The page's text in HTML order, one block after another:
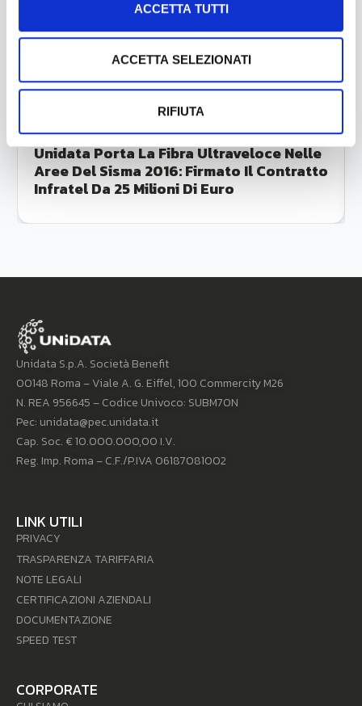
ACCETTA TUTTI
ACCETTA SELEZIONATI
RIFIUTA
Luglio 23, 2026
Unidata Porta La Fibra Ultraveloce Nelle
Aree Del Sisma 2016: Firmato Il Contratto
Infratel Da 25 Milioni Di Euro
Unidata S.p.A. Società Benefit
00148 Roma – Viale A. G. Eiffel, 100 Commercity M26
N. REA 956645 – Codice Univoco: SUBM70N
Pec: unidata@pec.unidata.it
Cap. Soc. € 10.000.000,00 I.V.
Reg. Imp. Roma – C.F./P.IVA 06187081002
LINK UTILI
PRIVACY
TRASPARENZA TARIFFARIA
NOTE LEGALI
CERTIFICAZIONI AZIENDALI
DOCUMENTAZIONE
SPEED TEST
CORPORATE